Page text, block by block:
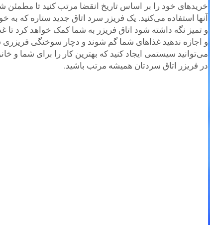
خریدهای خود را بر اساس تاریخ انقضا مرتب کنید تا مطمئن
آنها استفاده می‌کنید. یک فریزر سرد اتاق جدید ستاره که به
و تمیز نگه داشته شود اتاق فریزر به شما کمک خواهد کرد تا
و اجازه ندهید غذاهای شما گم شوند و دچار سوختگی
می‌توانید سیستمی ایجاد کنید که بهترین کار را برای شما و
در فریزر اتاق سردتان همیشه مرتب باشید.